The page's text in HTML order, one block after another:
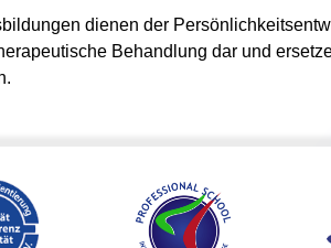
dienen der
Behandlung dar und